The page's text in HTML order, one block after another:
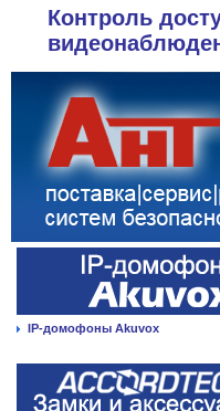
Контроль
IP-домофоны Akuvox